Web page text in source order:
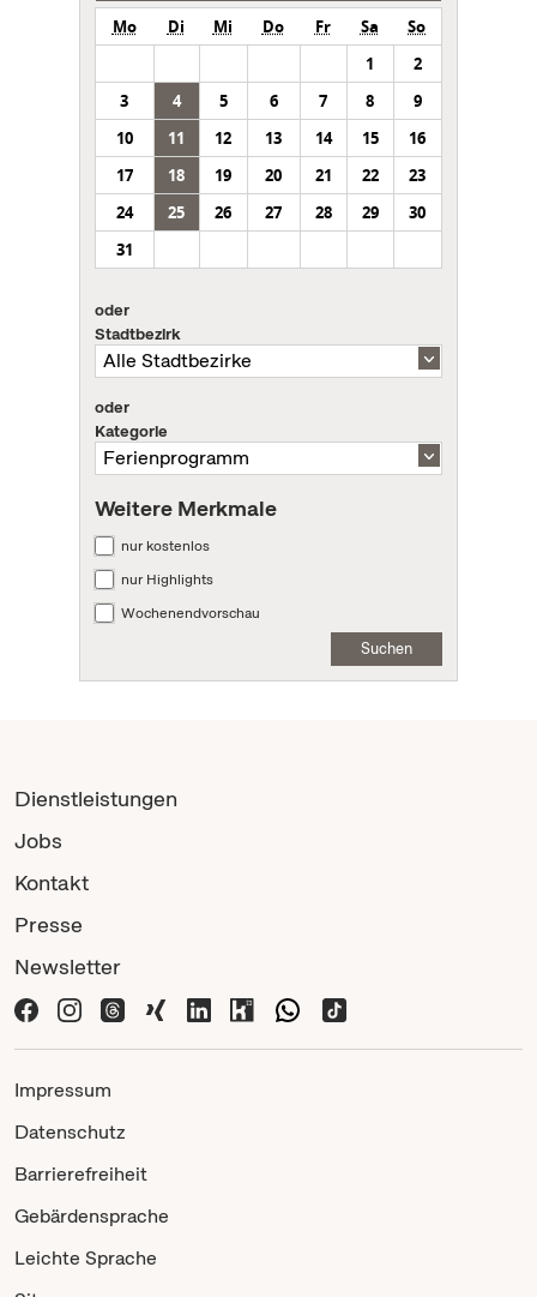
Mo Di Mi Do Fr Sa
So
1
2
3
4 5 6 7 8
9
10
11 12 13 14 15
16
17
18 19 20 21 22
23
24
25 26 27 28 29
30
31
oder
Stadtbezirk
oder
Kategorie
Weitere Merkmale
nur kostenlos
nur Highlights
Wochenendvorschau
Suchen
Dienstleistungen
Jobs
Kontakt
Presse
Newsletter
Impressum
Datenschutz
Barrierefreiheit
Gebärdensprache
Leichte Sprache